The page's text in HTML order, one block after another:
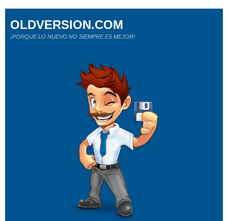
OLDVERSION.COM
¡PORQUE LO NUEVO NO SIEMPRE ES MEJOR!